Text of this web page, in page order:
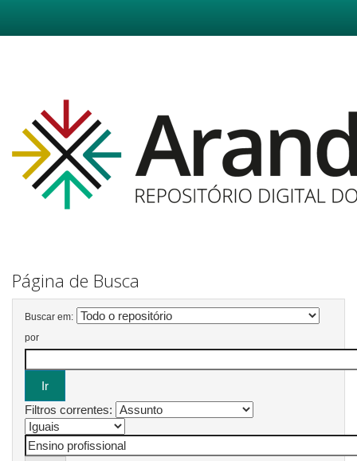
Página de Busca
Buscar em:
por
Filtros correntes: